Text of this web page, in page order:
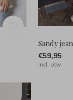
Sandy
€59,95
Incl. btw